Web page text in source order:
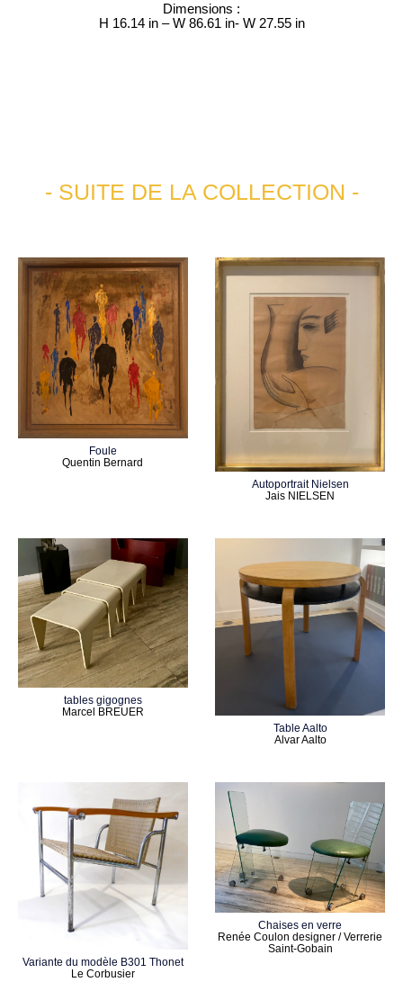
Dimensions :
H 16.14 in – W 86.61 in- W 27.55 in
- SUITE DE LA COLLECTION -
Foule
Quentin Bernard
Autoportrait Nielsen
Jais NIELSEN
tables gigognes
Marcel BREUER
Table Aalto
Alvar Aalto
Variante du modèle B301 Thonet
Le Corbusier
Chaises en verre
Renée Coulon designer / Verrerie
Saint-Gobain